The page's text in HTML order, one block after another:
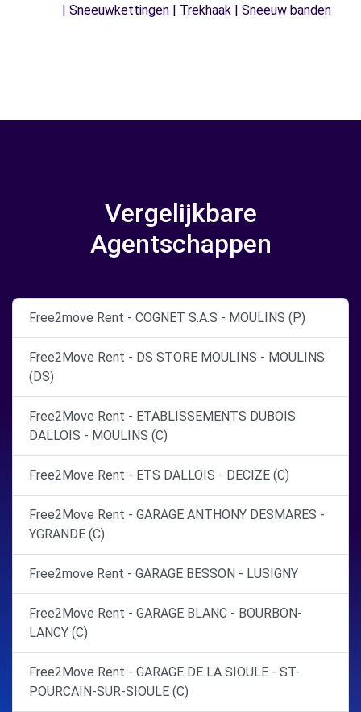
| Sneeuwkettingen | Trekhaak | Sneeuw banden
Vergelijkbare
Agentschappen
Free2move Rent - COGNET S.A.S - MOULINS (P)
Free2Move Rent - DS STORE MOULINS - MOULINS
(DS)
Free2Move Rent - ETABLISSEMENTS DUBOIS
DALLOIS - MOULINS (C)
Free2Move Rent - ETS DALLOIS - DECIZE (C)
Free2Move Rent - GARAGE ANTHONY DESMARES -
YGRANDE (C)
Free2move Rent - GARAGE BESSON - LUSIGNY
Free2Move Rent - GARAGE BLANC - BOURBON-
LANCY (C)
Free2Move Rent - GARAGE DE LA SIOULE - ST-
POURCAIN-SUR-SIOULE (C)